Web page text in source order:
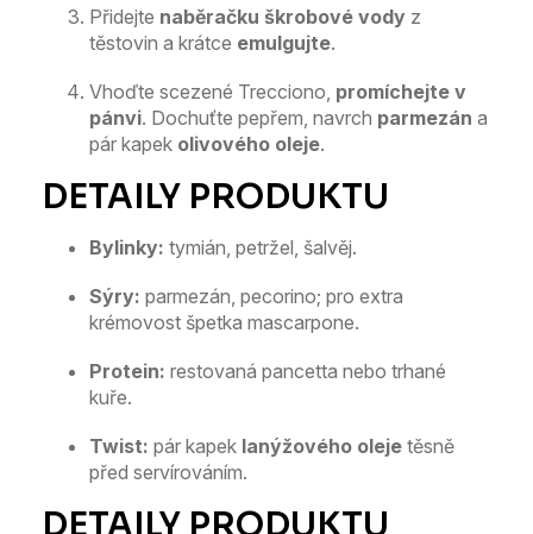
Přidejte naběračku škrobové vody z
těstovin a krátce emulgujte.
Vhoďte scezené Trecciono, promíchejte v
pánvi. Dochuťte pepřem, navrch parmezán a
pár kapek olivového oleje.
Bylinky: tymián, petržel, šalvěj.
Sýry: parmezán, pecorino; pro extra
krémovost špetka mascarpone.
Protein: restovaná pancetta nebo trhané
kuře.
Twist: pár kapek lanýžového oleje těsně
před servírováním.